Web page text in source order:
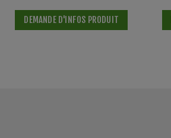
DEMANDE D'INFOS PRODUIT